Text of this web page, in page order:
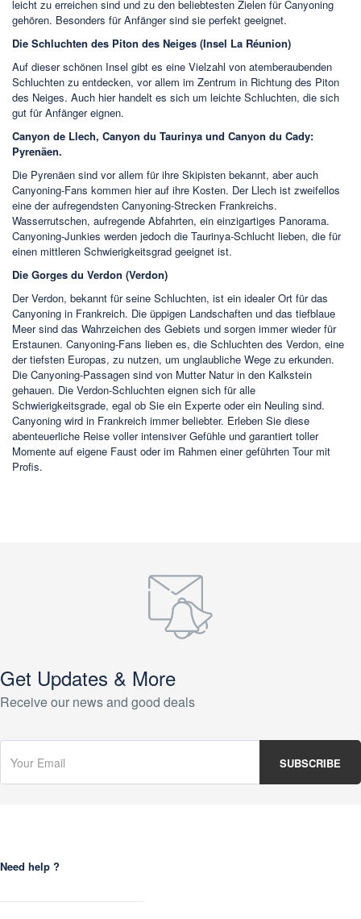
leicht zu erreichen sind und zu den beliebtesten Zielen für Canyoning
gehören. Besonders für Anfänger sind sie perfekt geeignet.
Die Schluchten des Piton des Neiges (Insel La Réunion)
Auf dieser schönen Insel gibt es eine Vielzahl von atemberaubenden
Schluchten zu entdecken, vor allem im Zentrum in Richtung des Piton
des Neiges. Auch hier handelt es sich um leichte Schluchten, die sich
gut für Anfänger eignen.
Canyon de Llech, Canyon du Taurinya und Canyon du Cady:
Pyrenäen.
Die Pyrenäen sind vor allem für ihre Skipisten bekannt, aber auch
Canyoning-Fans kommen hier auf ihre Kosten. Der Llech ist zweifellos
eine der aufregendsten Canyoning-Strecken Frankreichs.
Wasserrutschen, aufregende Abfahrten, ein einzigartiges Panorama.
Canyoning-Junkies werden jedoch die Taurinya-Schlucht lieben, die für
einen mittleren Schwierigkeitsgrad geeignet ist.
Die Gorges du Verdon (Verdon)
Der Verdon, bekannt für seine Schluchten, ist ein idealer Ort für das
Canyoning in Frankreich. Die üppigen Landschaften und das tiefblaue
Meer sind das Wahrzeichen des Gebiets und sorgen immer wieder für
Erstaunen. Canyoning-Fans lieben es, die Schluchten des Verdon, eine
der tiefsten Europas, zu nutzen, um unglaubliche Wege zu erkunden.
Die Canyoning-Passagen sind von Mutter Natur in den Kalkstein
gehauen. Die Verdon-Schluchten eignen sich für alle
Schwierigkeitsgrade, egal ob Sie ein Experte oder ein Neuling sind.
Canyoning wird in Frankreich immer beliebter. Erleben Sie diese
abenteuerliche Reise voller intensiver Gefühle und garantiert toller
Momente auf eigene Faust oder im Rahmen einer geführten Tour mit
Profis.
Get Updates & More
Receive our news and good deals
Need help ?